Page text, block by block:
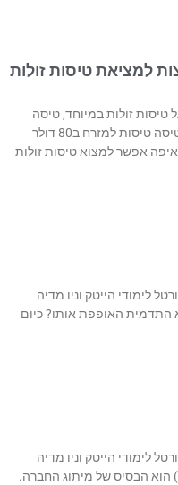
למציאת טיסות זולות
טיסות זולות במיוחד, טיסה
ללונדון ב40 דולר, טיסה לפראג ב24 דולר, טיסה טיסות למזרח ב80 דולר
אפשר למצוא טיסות זולות
פורטל לימודי הייטק וניו מדיה
התדמית האופפת אותו? כיום
פורטל לימודי הייטק וניו מדיה
הוא הבסיס של מיתוג החברה.